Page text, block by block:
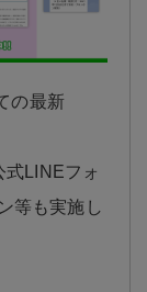
の最新
LINEフォ
等も実施し